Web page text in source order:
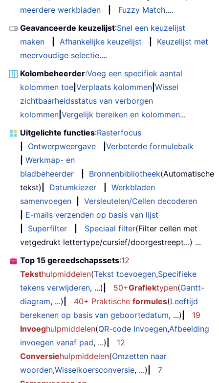
meerdere werkbladen
Fuzzy Match....
Geavanceerde keuzelijst:Snel een keuzelijst
maken
Afhankelijke keuzelijst
Keuzelijst met
meervoudige selectie....
Kolombeheerder:Voeg een specifiek aantal
kolommen toe Verplaats kolommen Wissel
zichtbaarheidsstatus van verborgen
kolommen Vergelijk bereiken en kolommen...
Uitgelichte functies:Rasterfocus
Ontwerpweergave
Verbeterde formulebalk
Werkmap- en
bladbeheerder
Bronnenbibliotheek(Automatische
tekst)
Datumkiezer
Werkbladen
samenvoegen
Versleutelen/Cellen decoderen
E-mails verzenden op basis van lijst
Superfilter Speciaal filter(Filter cellen met
vetgedrukt lettertype/cursief/doorgestreept...) ...
Top 15 gereedschapssets:12
Teksthulpmiddelen(Tekst toevoegen,Specifieke
tekens verwijderen, ...) 50+Grafiektypen(Gantt-
diagram, ...) 40+ Praktische formules(Leeftijd
berekenen op basis van geboortedatum, ...)
19
Invoeghulpmiddelen(QR-code Invoegen,Afbeelding
invoegen vanaf pad, ...)
12
Conversiehulpmiddelen(Omzetten naar
woorden,Wisselkoersconversie, ...)
7